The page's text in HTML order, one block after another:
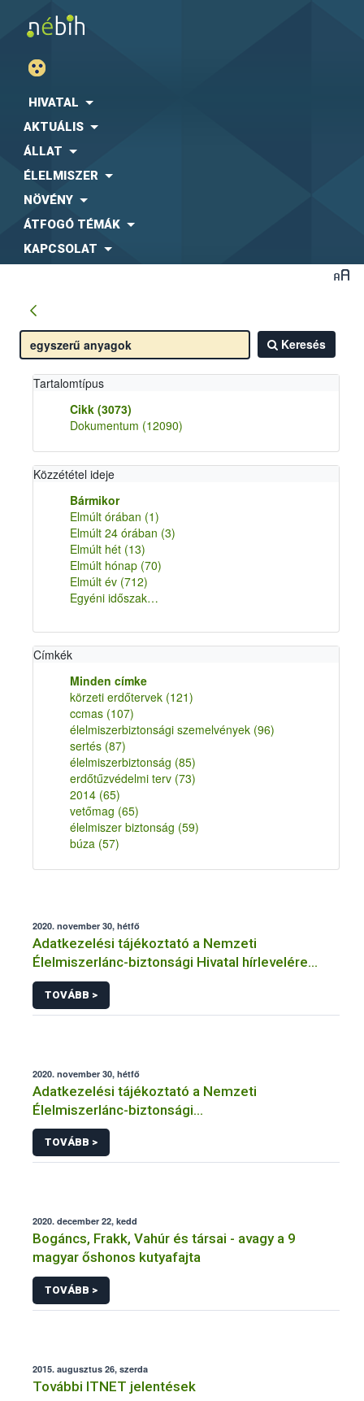
HIVATAL
AKTUÁLIS
ÁLLAT
ÉLELMISZER
NÖVÉNY
ÁTFOGÓ TÉMÁK
KAPCSOLAT
Keresés
Tartalomtípus
Cikk (3073)
Dokumentum (12090)
Közzététel ideje
Bármikor
Elmúlt órában (1)
Elmúlt 24 órában (3)
Elmúlt hét (13)
Elmúlt hónap (70)
Elmúlt év (712)
Egyéni időszak…
Címkék
Minden címke
körzeti erdőtervek (121)
ccmas (107)
élelmiszerbiztonsági szemelvények (96)
sertés (87)
élelmiszerbiztonság (85)
erdőtűzvédelmi terv (73)
2014 (65)
vetőmag (65)
élelmiszer biztonság (59)
búza (57)
2020. november 30, hétfő
Adatkezelési tájékoztató a Nemzeti
Élelmiszerlánc-biztonsági Hivatal hírlevelére
történő regisztrációhoz kapcsolódó
adatkezelések vonatkozásában
TOVÁBB >
2020. november 30, hétfő
Adatkezelési tájékoztató a Nemzeti
Élelmiszerlánc-biztonsági
Hivatal tevékenységéhez kötődő érintetti jogok
gyakorlásával összefüggő adatkezeléseihez
TOVÁBB >
2020. december 22, kedd
Bogáncs, Frakk, Vahúr és társai - avagy a 9
magyar őshonos kutyafajta
TOVÁBB >
2015. augusztus 26, szerda
További ITNET jelentések